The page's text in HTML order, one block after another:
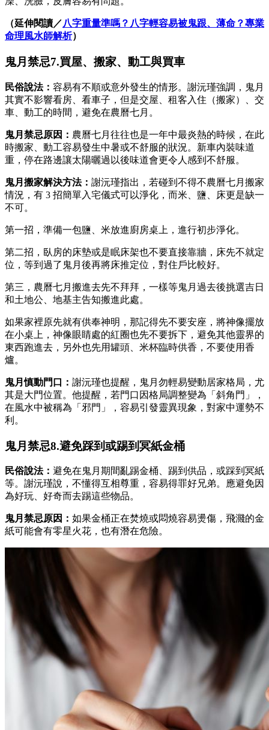
（延伸閱讀／八字重量準嗎？八字輕容易被鬼跟、薄命？專業
命理風水師解析）
鬼月禁忌7.買屋、搬家、動工與買車
民俗說法： 容易有不順或意外發生的情形。謝沅瑾強調，鬼月
其實不影響看房、看車子，但是交屋、租客入住（搬家）、交
車、動工的時間，避免在農曆七月。
鬼月禁忌原因： 農曆七月往往也是一年中最炎熱的時候，在此
時搬家、動工容易發生中暑或不舒服的狀況。新車內裝味道
重，停在路邊讓太陽曬過以後味道會更令人感到不舒服。
鬼月搬家解決方法： 謝沅瑾指出，若碰到不得不農曆七月搬家
情況，有 3 招簡單入宅儀式可以淨化，而米、鹽、床更是缺一
不可。
第一招，準備一包鹽、米放進廚房桌上，進行初步淨化。
第二招，臥房的床墊或是眠床架也不要直接靠牆，床先不就定
位，等到過了鬼月後再將床推定位，對住戶比較好。
第三，農曆七月搬進去先不拜拜，一樣等鬼月過去後挑選吉日
和土地公、地基主告知搬進此處。
如果家裡原先就有供奉神明，那記得先不要安座，將神像擺放
在小桌上，神像眼睛處的紅圈也先不要拆下，避免其他靈界的
東西跑進去，另外也先用罐頭、米杯臨時供香，不要使用香
爐。
鬼月慎動門口： 謝沅瑾也提醒，鬼月勿輕易變動居家格局，尤
其是大門位置。他提醒，若門口因格局調整變為「斜角門」，
在風水中被稱為「邪門」，容易引發靈異現象，對家中運勢不
利。
鬼月禁忌8.避免踩到或踢到冥紙金桶
民俗說法： 避免在鬼月期間亂踢金桶、踢到供品，或踩到冥紙
等。謝沅瑾說，不懂得互相尊重，容易得罪好兄弟。應避免因
為好玩、好奇而去踢這些物品。
鬼月禁忌原因： 如果金桶正在焚燒或悶燒容易燙傷，飛濺的金
紙可能會有零星火花，也有潛在危險。